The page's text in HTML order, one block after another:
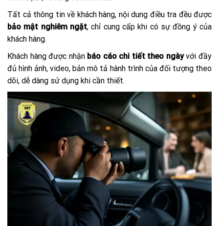
Tất cả thông tin về khách hàng, nội dung điều tra đều được
bảo mật nghiêm ngặt, chỉ cung cấp khi có sự đồng ý của
khách hàng.
Khách hàng được nhậnbáo cáo chi tiết theo ngàyvới đầy
đủ hình ảnh, video, bản mô tả hành trình của đối tượng theo
dõi, dễ dàng sử dụng khi cần thiết.